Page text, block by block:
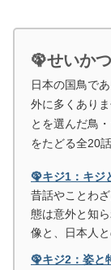
🦚せいか
日本の国鳥で
外に多くあり
とを選んだ鳥
をたどる全20
🦚キジ1：キ
昔話やことわ
態は意外と知
像と、日本人
🦚キジ2：姿